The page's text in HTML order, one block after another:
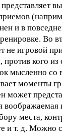
и в
Во
не игровой
кого из
мысленно со
моменты
может
воображаемая
места,
и т. д. Можно